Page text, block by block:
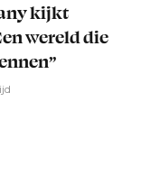
kijkt
wereld die